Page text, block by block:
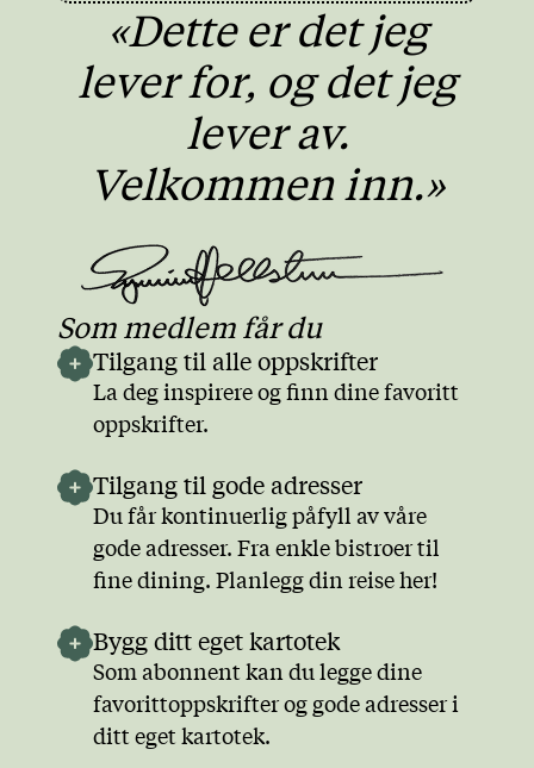
«Dette er det jeg
lever for, og det jeg
lever av.
Velkommen inn.»
Som medlem får du
Tilgang til alle oppskrifter
La deg inspirere og finn dine favoritt
oppskrifter.
Tilgang til gode adresser
Du får kontinuerlig påfyll av våre
gode adresser. Fra enkle bistroer til
fine dining. Planlegg din reise her!
Bygg ditt eget kartotek
Som abonnent kan du legge dine
favorittoppskrifter og gode adresser i
ditt eget kartotek.